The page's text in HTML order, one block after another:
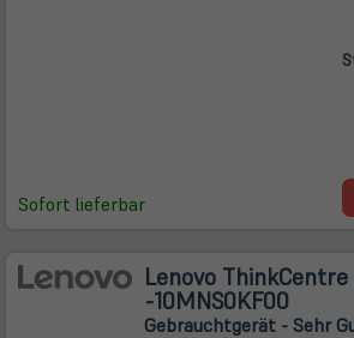
Sofort lieferbar
Lenovo
-10MNS0KF00
Gebrauchtgerät - Sehr